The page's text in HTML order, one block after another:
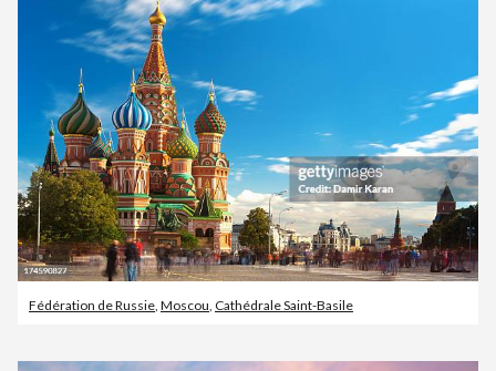
Fédération de Russie, Moscou, Cathédrale Saint-Basile